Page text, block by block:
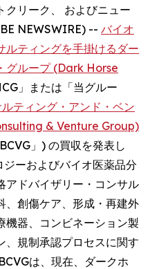
クリーク、 およびニュー
NEWSWIRE) -- バイオ
ルティングを手掛けるダー
グループ (Dark Horse
」または「当グルー
ティング・アンド・ベン
& Venture Group)
」) の買収を発表し
ーおよびバイオ医薬品分
アドバイザリー・コンサル
、創傷ケア、形成・再建外
機器、コンビネーション製
、規制承認プロセスに関す
は、現在、ダークホ